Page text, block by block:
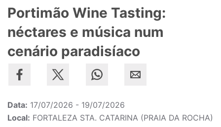
Portimão Wine Tasting:
néctares e música num
cenário paradisíaco
Data: 17/07/2026 - 19/07/2026
Local: FORTALEZA STA. CATARINA (PRAIA DA ROCHA)